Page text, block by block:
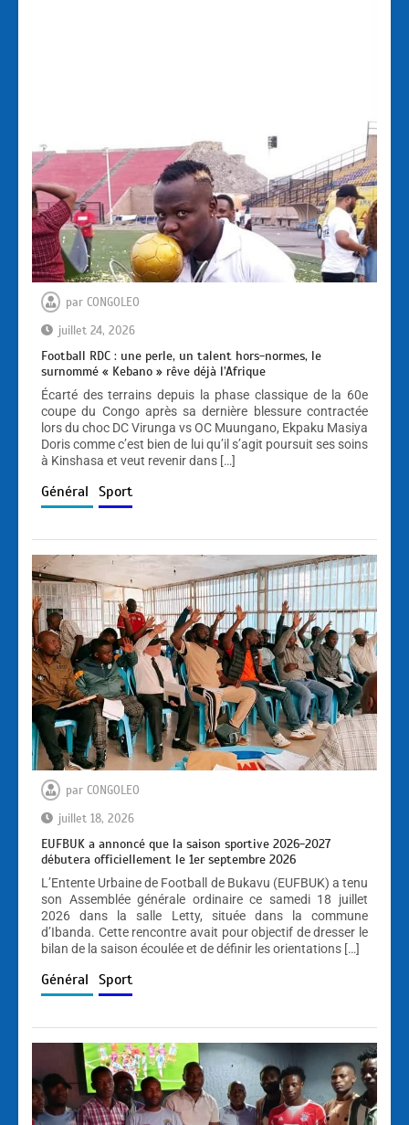
par CONGOLEO
juillet 24, 2026
Football RDC : une perle, un talent hors-normes, le
surnommé « Kebano » rêve déjà l’Afrique
Écarté des terrains depuis la phase classique de la 60e
coupe du Congo après sa dernière blessure contractée
lors du choc DC Virunga vs OC Muungano, Ekpaku Masiya
Doris comme c’est bien de lui qu’il s’agit poursuit ses soins
à Kinshasa et veut revenir dans […]
Général Sport
par CONGOLEO
juillet 18, 2026
EUFBUK a annoncé que la saison sportive 2026-2027
débutera officiellement le 1er septembre 2026
L’Entente Urbaine de Football de Bukavu (EUFBUK) a tenu
son Assemblée générale ordinaire ce samedi 18 juillet
2026 dans la salle Letty, située dans la commune
d’Ibanda. Cette rencontre avait pour objectif de dresser le
bilan de la saison écoulée et de définir les orientations […]
Général Sport